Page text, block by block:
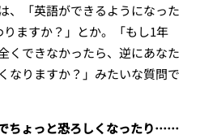
「英語ができるようになった
ますか？」とか。「もし1年
くできなかったら、逆にあなた
なりますか？」みたいな質問で
ちょっと恐ろしくなったり……